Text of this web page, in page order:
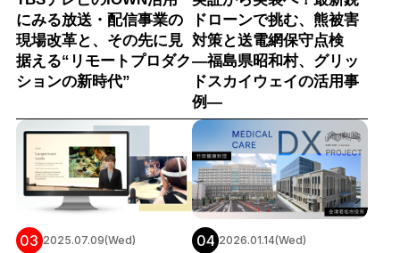
にみる放送・配信事業の
現場改革と、その先に見
据える“リモートプロダク
ションの新時代”
ドローンで挑む、熊被害
対策と送電網保守点検
―福島県昭和村、グリッ
ドスカイウェイの活用事
例―
03 2025.07.09(Wed) 04 2026.01.14(Wed)